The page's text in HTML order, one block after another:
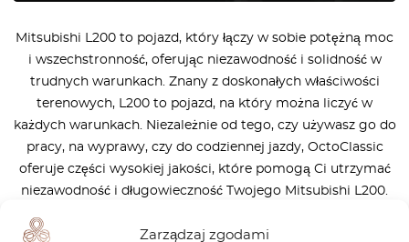
Zarządzaj zgodami
Mitsubishi L200 to pojazd, który łączy w sobie potężną moc
i wszechstronność, oferując niezawodność i solidność w
trudnych warunkach. Znany z doskonałych właściwości
terenowych, L200 to pojazd, na który można liczyć w
każdych warunkach. Niezależnie od tego, czy używasz go do
pracy, na wyprawy, czy do codziennej jazdy, OctoClassic
oferuje części wysokiej jakości, które pomogą Ci utrzymać
niezawodność i długowieczność Twojego Mitsubishi L200.
trwałość i doskonałą wydajność, pomagając Ci zachować